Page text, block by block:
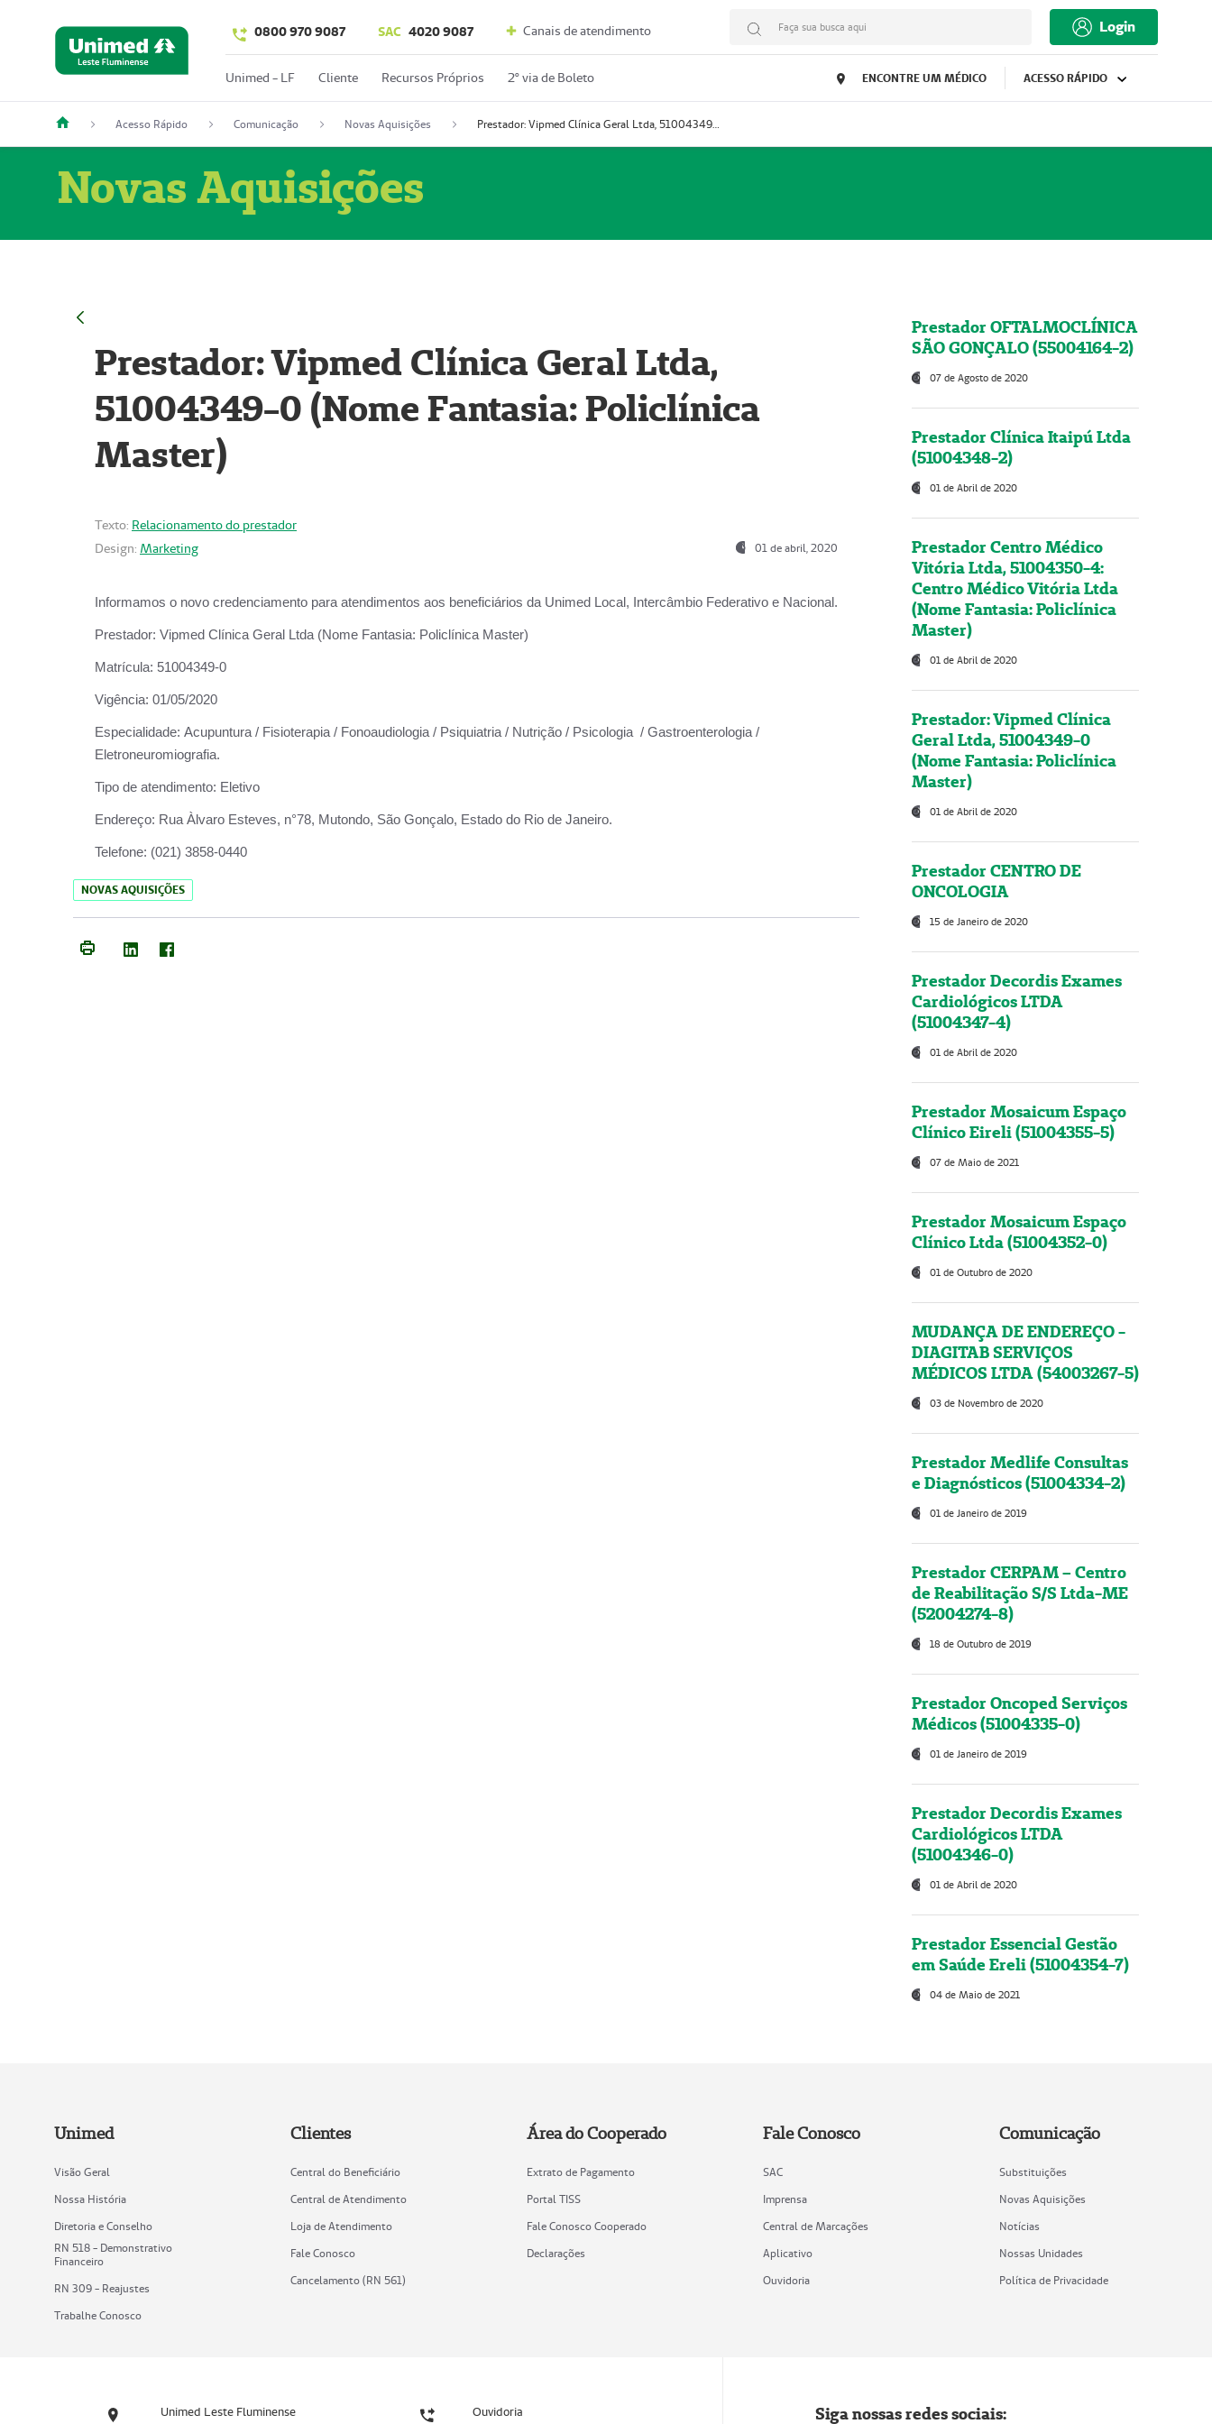
0800 970 9087 SAC 4020 9087 Canais de atendimento Faça sua busca aqui Login
Unimed - LF Cliente Recursos Próprios 2º via de Boleto ENCONTRE UM MÉDICO ACESSO RÁPIDO
Acesso Rápido Comunicação Novas Aquisições Prestador: Vipmed Clínica Geral Ltda, 51004349-0 (Nome Fantasia: Policlínica Master)
Novas Aquisições
Prestador: Vipmed Clínica Geral Ltda,
51004349-0 (Nome Fantasia: Policlínica
Master)
Texto: Relacionamento do prestador
Design: Marketing 01 de abril, 2020
Informamos o novo credenciamento para atendimentos aos beneficiários da Unimed Local, Intercâmbio Federativo e Nacional.
Prestador: Vipmed Clínica Geral Ltda (Nome Fantasia: Policlínica Master)
Matrícula: 51004349-0
Vigência: 01/05/2020
Especialidade: Acupuntura / Fisioterapia / Fonoaudiologia / Psiquiatria / Nutrição / Psicologia / Gastroenterologia /
Eletroneuromiografia.
Tipo de atendimento: Eletivo
Endereço: Rua Àlvaro Esteves, n°78, Mutondo, São Gonçalo, Estado do Rio de Janeiro.
Telefone: (021) 3858-0440
NOVAS AQUISIÇÕES
Prestador OFTALMOCLÍNICA
SÃO GONÇALO (55004164-2)
07 de Agosto de 2020
Prestador Clínica Itaipú Ltda
(51004348-2)
01 de Abril de 2020
Prestador Centro Médico
Vitória Ltda, 51004350-4:
Centro Médico Vitória Ltda
(Nome Fantasia: Policlínica
Master)
01 de Abril de 2020
Prestador: Vipmed Clínica
Geral Ltda, 51004349-0
(Nome Fantasia: Policlínica
Master)
01 de Abril de 2020
Prestador CENTRO DE
ONCOLOGIA
15 de Janeiro de 2020
Prestador Decordis Exames
Cardiológicos LTDA
(51004347-4)
01 de Abril de 2020
Prestador Mosaicum Espaço
Clínico Eireli (51004355-5)
07 de Maio de 2021
Prestador Mosaicum Espaço
Clínico Ltda (51004352-0)
01 de Outubro de 2020
MUDANÇA DE ENDEREÇO -
DIAGITAB SERVIÇOS
MÉDICOS LTDA (54003267-5)
03 de Novembro de 2020
Prestador Medlife Consultas
e Diagnósticos (51004334-2)
01 de Janeiro de 2019
Prestador CERPAM – Centro
de Reabilitação S/S Ltda-ME
(52004274-8)
18 de Outubro de 2019
Prestador Oncoped Serviços
Médicos (51004335-0)
01 de Janeiro de 2019
Prestador Decordis Exames
Cardiológicos LTDA
(51004346-0)
01 de Abril de 2020
Prestador Essencial Gestão
em Saúde Ereli (51004354-7)
04 de Maio de 2021
Unimed
Visão Geral
Nossa História
Diretoria e Conselho
RN 518 - Demonstrativo
Financeiro
RN 309 - Reajustes
Trabalhe Conosco
Clientes
Central do Beneficiário
Central de Atendimento
Loja de Atendimento
Fale Conosco
Cancelamento (RN 561)
Área do Cooperado
Extrato de Pagamento
Portal TISS
Fale Conosco Cooperado
Declarações
Fale Conosco
SAC
Imprensa
Central de Marcações
Aplicativo
Ouvidoria
Comunicação
Substituições
Novas Aquisições
Notícias
Nossas Unidades
Política de Privacidade
Unimed Leste Fluminense Ouvidoria Siga nossas redes sociais: